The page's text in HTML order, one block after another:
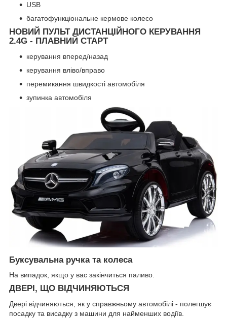
USB
багатофункціональне кермове колесо
НОВИЙ ПУЛЬТ ДИСТАНЦІЙНОГО КЕРУВАННЯ
2.4G - ПЛАВНИЙ СТАРТ
керування вперед/назад
керування вліво/вправо
перемикання швидкості автомобіля
зупинка автомобіля
Буксувальна ручка та колеса
На випадок, якщо у вас закінчиться паливо.
ДВЕРІ, ЩО ВІДЧИНЯЮТЬСЯ
Двері відчиняються, як у справжньому автомобілі - полегшує
посадку та висадку з машини для найменших водіїв.